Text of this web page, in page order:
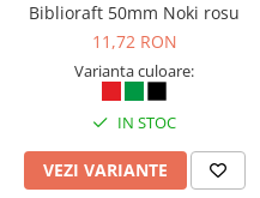
Biblioraft 50mm Noki rosu
11,72 RON
Varianta culoare:
IN STOC
VEZI VARIANTE